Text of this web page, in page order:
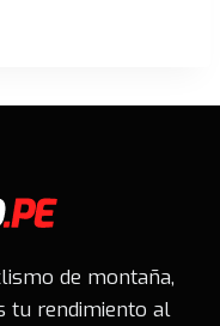
de montaña,
tu rendimiento al